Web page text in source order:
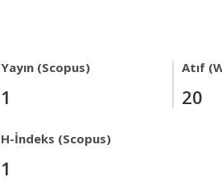
Yayın (Scopus)
1
Atıf
20
H-İndeks (Scopus)
1